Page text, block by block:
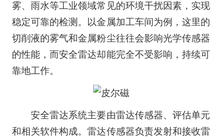
雾、雨水等工业领域常见的环境干扰因素，实现
稳定可靠的检测。以金属加工车间为例，这里的
切削液的雾气和金属粉尘往往会影响光学传感器
的性能，而安全雷达却能完全不受影响，持续可
靠地工作。
安全雷达系统主要由雷达传感器、评估单元
和相关软件构成。雷达传感器负责发射和接收雷